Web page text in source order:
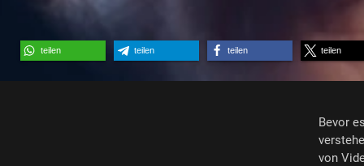
teilen teilen teilen teilen
Bevor
von